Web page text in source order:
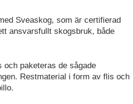
Sveaskog, som är certifierad
ansvarsfullt skogsbruk, både
och paketeras de sågade
Restmaterial i form av flis och